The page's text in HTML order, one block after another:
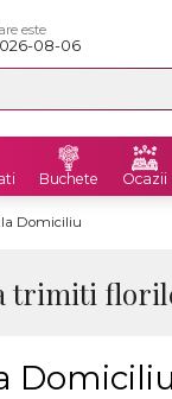
este
08-06
Buchete Ocazii
Domiciliu
trimiti